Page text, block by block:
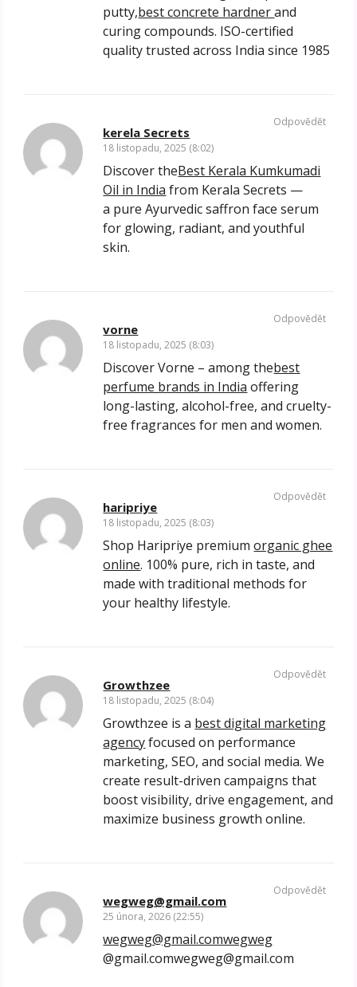
putty,best concrete hardnerand
curing compounds. ISO-certified
quality trusted across India since 1985
kerela Secrets
18 listopadu, 2025 (8:02)
Discover theBest Kerala Kumkumadi
Oil in India from Kerala Secrets —
a pure Ayurvedic saffron face serum
for glowing, radiant, and youthful
skin.
Odpovědět
vorne
18 listopadu, 2025 (8:03)
Discover Vorne – among thebest
perfume brands in India offering
long-lasting, alcohol-free, and cruelty-
free fragrances for men and women.
Odpovědět
haripriye
18 listopadu, 2025 (8:03)
Shop Haripriye premiumorganic ghee
online. 100% pure, rich in taste, and
made with traditional methods for
your healthy lifestyle.
Odpovědět
Growthzee
18 listopadu, 2025 (8:04)
Growthzee is a best digital marketing
agencyfocused on performance
marketing, SEO, and social media. We
create result-driven campaigns that
boost visibility, drive engagement, and
maximize business growth online.
Odpovědět
wegweg@gmail.com
25 února, 2026 (22:55)
wegweg@gmail.comwegweg
@gmail.comwegweg@gmail.com
Odpovědět